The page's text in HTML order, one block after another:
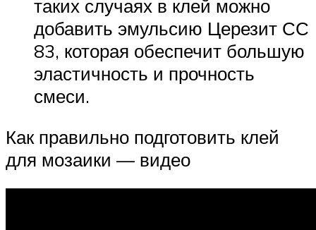
таких случаях в клей можно
добавить эмульсию Церезит СС
83, которая обеспечит большую
эластичность и прочность
смеси.
Как правильно подготовить клей
для мозаики — видео